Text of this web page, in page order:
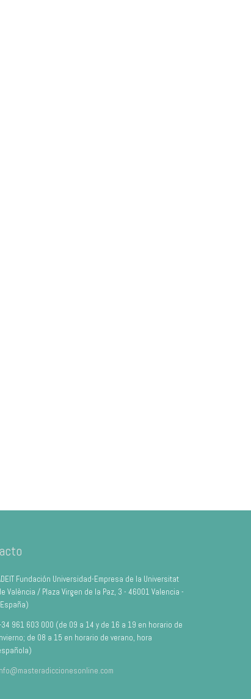
Fundación Universidad-Empresa de la Universitat
València / Plaza Virgen de la Paz, 3 - 46001 Valencia -
961 603 000 (de 09 a 14 y de 16 a 19 en horario de
de 08 a 15 en horario de verano, hora